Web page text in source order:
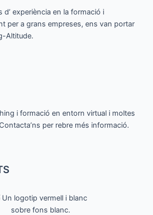
d’ experiència en la formació i
per a grans empreses, ens van portar
Altitude.
i formació en entorn virtual i moltes
per rebre més informació.